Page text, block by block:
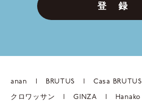
登 録
anan BRUTUS Casa BRUTUS
クロワッサン GINZA Hanako